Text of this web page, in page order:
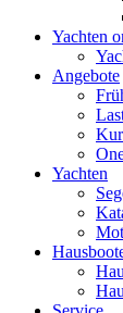
Yachten
Angebote
Yachten